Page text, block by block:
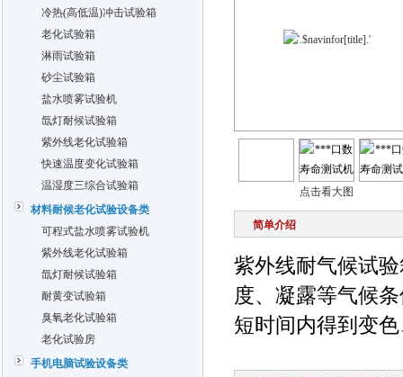
点击看大图
简单介绍
紫外线耐气候试
度、凝露等气候
短时间内得到变
冷热(高低温)冲击试验箱
老化试验箱
淋雨试验箱
砂尘试验箱
盐水喷雾试验机
氙灯耐候试验箱
紫外线老化试验箱
快速温度变化试验箱
温湿度三综合试验箱
材料耐候老化试验设备类
可程式盐水喷雾试验机
紫外线老化试验箱
氙灯耐候试验箱
耐黄变试验箱
臭氧老化试验箱
老化试验房
手机电脑试验设备类